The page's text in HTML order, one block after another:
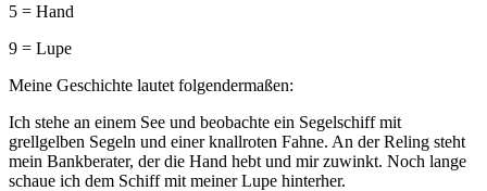
5 = Hand
9 = Lupe
Meine Geschichte lautet folgendermaßen:
Ich stehe an einem See und beobachte ein Segelschiff mit
grellgelben Segeln und einer knallroten Fahne. An der Reling steht
mein Bankberater, der die Hand hebt und mir zuwinkt. Noch lange
schaue ich dem Schiff mit meiner Lupe hinterher.